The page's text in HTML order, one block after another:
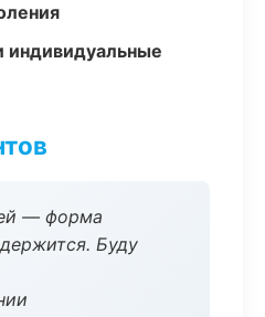
индивидуальные
— форма
Буду